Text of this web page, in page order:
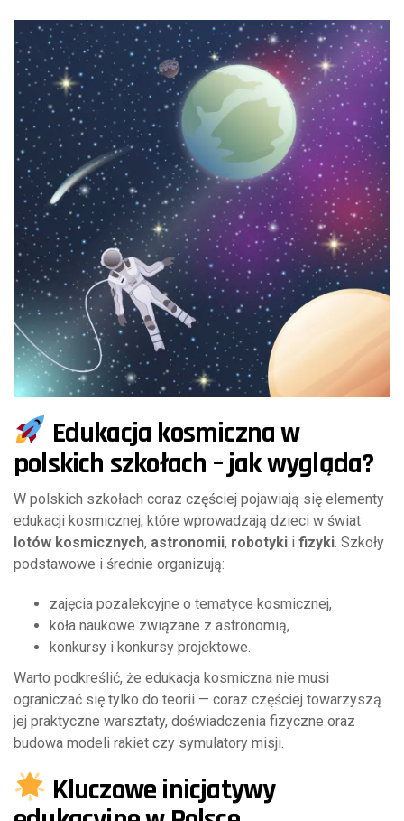
Edukacja kosmiczna w
polskich szkołach – jak wygląda?
W polskich szkołach coraz częściej pojawiają się elementy
edukacji kosmicznej, które wprowadzają dzieci w świat
lotów kosmicznych, astronomii, robotyki i fizyki . Szkoły
podstawowe i średnie organizują:
zajęcia pozalekcyjne o tematyce kosmicznej,
koła naukowe związane z astronomią,
konkursy i konkursy projektowe.
Warto podkreślić, że edukacja kosmiczna nie musi
ograniczać się tylko do teorii — coraz częściej towarzyszą
jej praktyczne warsztaty, doświadczenia fizyczne oraz
budowa modeli rakiet czy symulatory misji.
Kluczowe inicjatywy